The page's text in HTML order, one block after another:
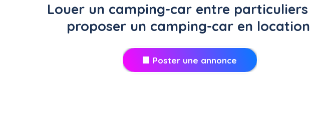
Louer un camping-car entre particuliers
proposer un camping-car en
Poster une annonce